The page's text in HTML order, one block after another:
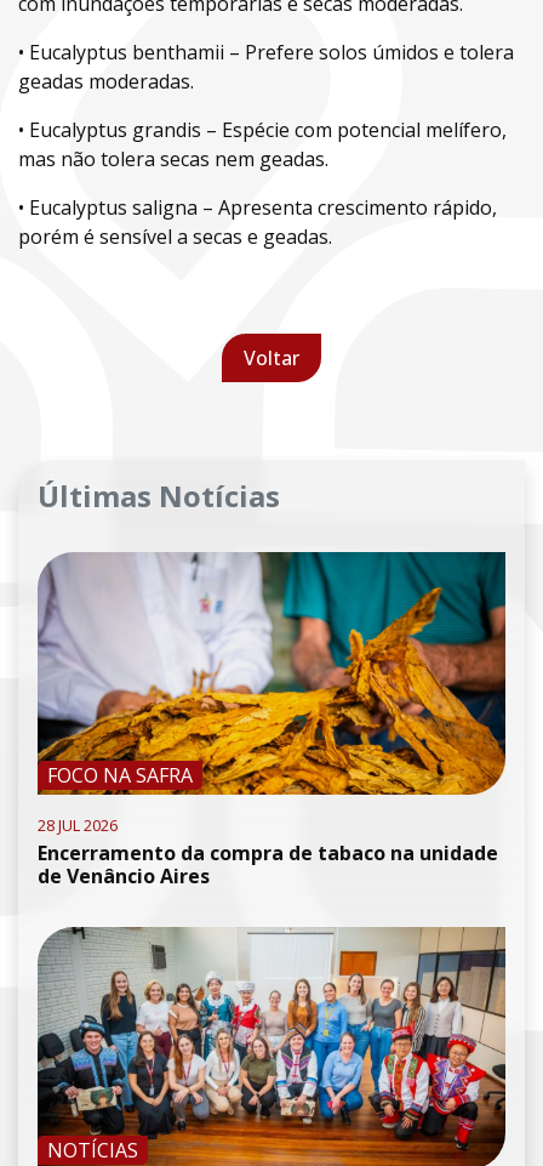
• Eucalyptus benthamii – Prefere solos úmidos e tolera
geadas moderadas.
• Eucalyptus grandis – Espécie com potencial melífero,
mas não tolera secas nem geadas.
• Eucalyptus saligna – Apresenta crescimento rápido,
porém é sensível a secas e geadas.
Voltar
Últimas Notícias
FOCO NA SAFRA
28 JUL 2026
Encerramento da compra de tabaco na unidade
de Venâncio Aires
NOTÍCIAS